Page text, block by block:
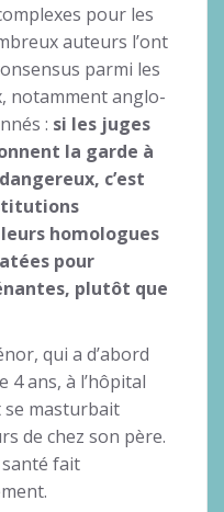
pour les
auteurs l’ont
parmi les
notamment anglo-
: si les juges
la garde à
c’est
homologues
pour
plutôt que
qui a d’abord
4 ans, à l’hôpital
se masturbait
de chez son père.
santé fait